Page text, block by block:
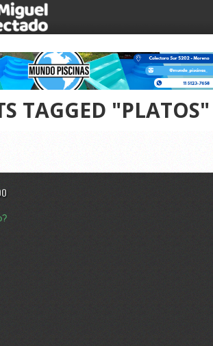
TAGGED "PLATOS"